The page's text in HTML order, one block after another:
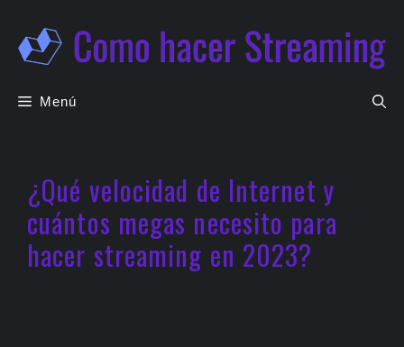
contenido
Menú
¿Qué velocidad de Internet y
cuántos megas necesito para
hacer streaming en 2023?